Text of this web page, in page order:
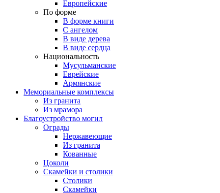
Европейские
По форме
В форме книги
С ангелом
В виде дерева
В виде сердца
Национальность
Мусульманские
Еврейские
Армянские
Мемориальные комплексы
Из гранита
Из мрамора
Благоустройство могил
Ограды
Нержавеющие
Из гранита
Кованные
Цоколи
Скамейки и столики
Столики
Скамейки